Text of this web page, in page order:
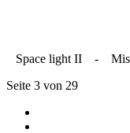
Space light II -
Seite 3 von 29